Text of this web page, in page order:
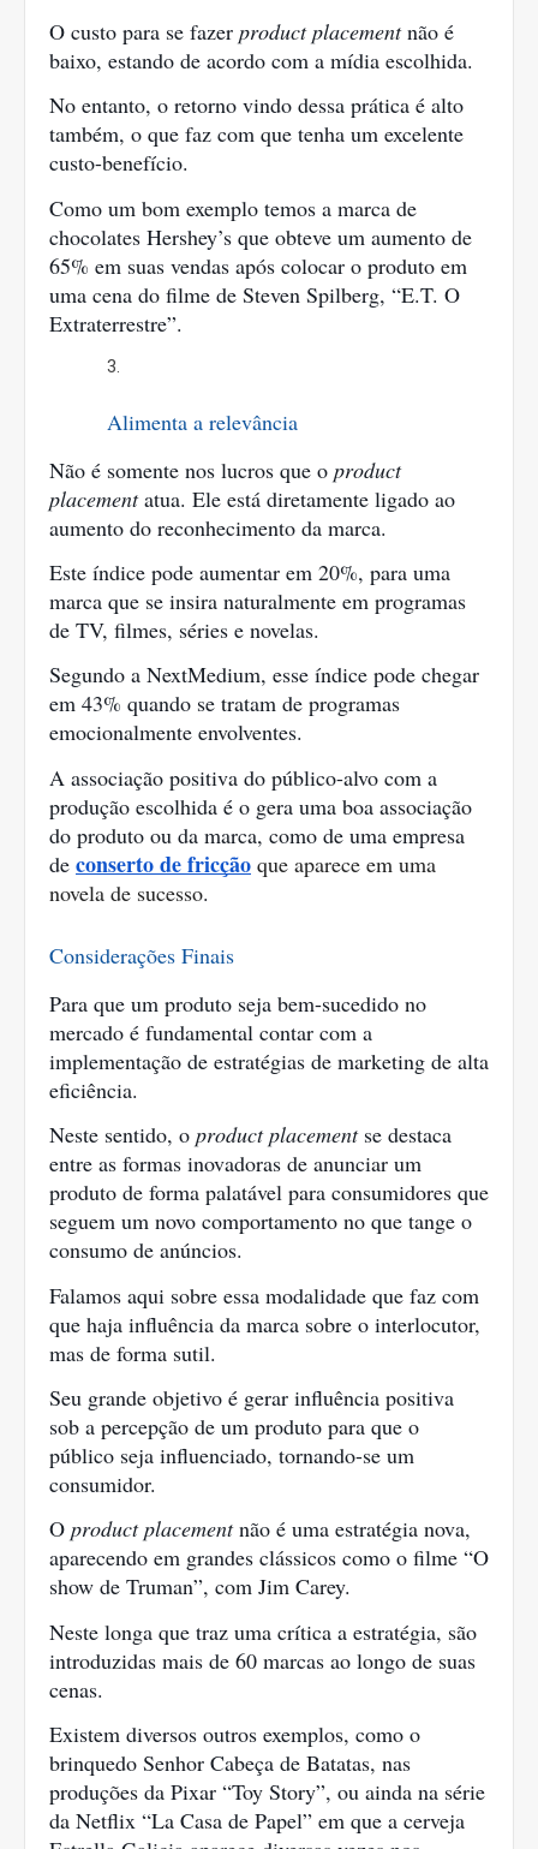
O custo para se fazer product placement não é
baixo, estando de acordo com a mídia escolhida.
No entanto, o retorno vindo dessa prática é alto
também, o que faz com que tenha um excelente
custo-benefício.
Como um bom exemplo temos a marca de
chocolates Hershey’s que obteve um aumento de
65% em suas vendas após colocar o produto em
uma cena do filme de Steven Spilberg, “E.T. O
Extraterrestre”.
Alimenta a relevância
Não é somente nos lucros que o product
placement atua. Ele está diretamente ligado ao
aumento do reconhecimento da marca.
Este índice pode aumentar em 20%, para uma
marca que se insira naturalmente em programas
de TV, filmes, séries e novelas.
Segundo a NextMedium, esse índice pode chegar
em 43% quando se tratam de programas
emocionalmente envolventes.
A associação positiva do público-alvo com a
produção escolhida é o gera uma boa associação
do produto ou da marca, como de uma empresa
de conserto de fricção que aparece em uma
novela de sucesso.
Considerações Finais
Para que um produto seja bem-sucedido no
mercado é fundamental contar com a
implementação de estratégias de marketing de alta
eficiência.
Neste sentido, o product placement se destaca
entre as formas inovadoras de anunciar um
produto de forma palatável para consumidores que
seguem um novo comportamento no que tange o
consumo de anúncios.
Falamos aqui sobre essa modalidade que faz com
que haja influência da marca sobre o interlocutor,
mas de forma sutil.
Seu grande objetivo é gerar influência positiva
sob a percepção de um produto para que o
público seja influenciado, tornando-se um
consumidor.
O product placement não é uma estratégia nova,
aparecendo em grandes clássicos como o filme “O
show de Truman”, com Jim Carey.
Neste longa que traz uma crítica a estratégia, são
introduzidas mais de 60 marcas ao longo de suas
cenas.
Existem diversos outros exemplos, como o
brinquedo Senhor Cabeça de Batatas, nas
produções da Pixar “Toy Story”, ou ainda na série
da Netflix “La Casa de Papel” em que a cerveja